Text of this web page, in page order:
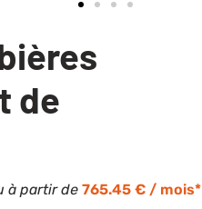
de
à partir de 765.45 € / mois*